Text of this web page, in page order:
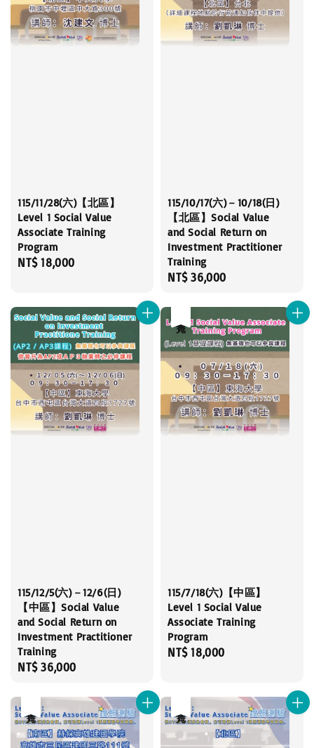
115/11/28(六)【北區】
Level 1 Social Value
Associate Training
Program
Regular
NT$ 18,000
115/10/17(六)－10/18(日)
【北區】Social Value
and Social Return on
Investment Practitioner
Training
Regular
NT$ 36,000
115/12/5(六)－12/6(日)
【中區】Social Value
and Social Return on
Investment Practitioner
Training
Regular
NT$ 36,000
115/7/18(六)【中區】
Level 1 Social Value
Associate Training
Program
Regular
NT$ 18,000